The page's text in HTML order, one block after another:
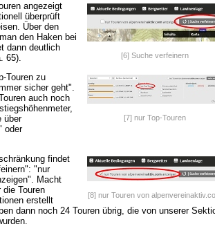
[6] Suche verfeinern
angezeigt
überprüft
Über den
den Haken bei
dann deutlich
65).
[7] nur Top-Touren
Touren zu
sicher geht".
auch noch
über
oder
[8] nur Touren von
findet
"nur
Macht
Touren
erstellt
dann noch 24 Touren übrig, die von unserer